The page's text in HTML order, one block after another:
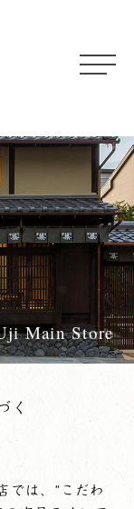
Main Store
く
では、“こだわ